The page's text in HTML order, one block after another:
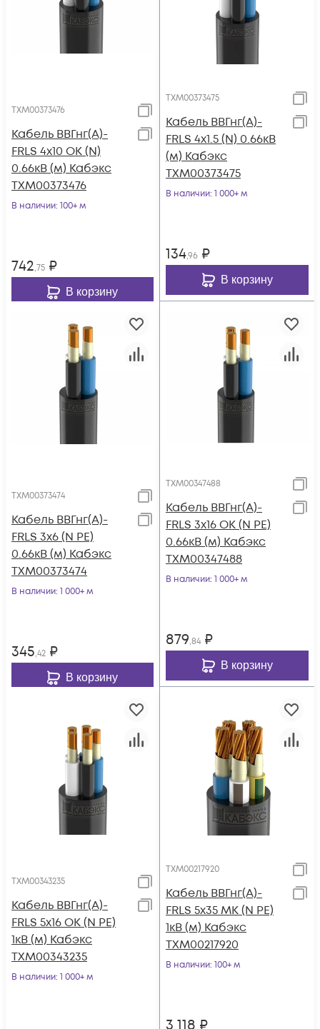
ТХМ00373476
Кабель ВВГнг(А)-
FRLS 4х10 ОК (N)
0.66кВ (м) Кабэкс
ТХМ00373476
В наличии: 100+ м
742,75 ₽
В корзину
ТХМ00373475
Кабель ВВГнг(А)-
FRLS 4х1.5 (N) 0.66кВ
(м) Кабэкс
ТХМ00373475
В наличии: 1 000+ м
134,96 ₽
В корзину
ТХМ00373474
Кабель ВВГнг(А)-
FRLS 3х6 (N PE)
0.66кВ (м) Кабэкс
ТХМ00373474
В наличии: 1 000+ м
345,42 ₽
В корзину
ТХМ00347488
Кабель ВВГнг(А)-
FRLS 3х16 ОК (N PE)
0.66кВ (м) Кабэкс
ТХМ00347488
В наличии: 1 000+ м
879,84 ₽
В корзину
ТХМ00343235
Кабель ВВГнг(А)-
FRLS 5х16 ОК (N PE)
1кВ (м) Кабэкс
ТХМ00343235
В наличии: 1 000+ м
ТХМ00217920
Кабель ВВГнг(А)-
FRLS 5х35 МК (N PE)
1кВ (м) Кабэкс
ТХМ00217920
В наличии: 100+ м